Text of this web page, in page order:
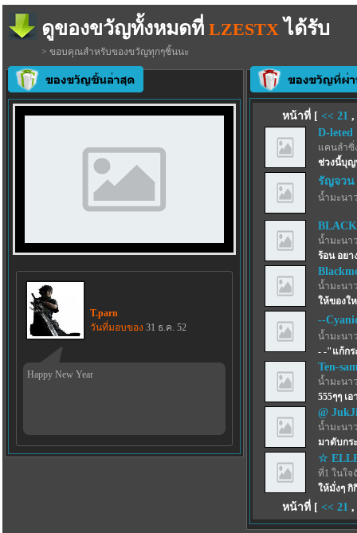
ดูของขวัญทั้งหมดที่ LZESTX ได้รับ
> ขอบคุณสำหรับของขวัญทุกๆชิ้นนะ
T.parn
วันที่มอบของ 31 ธ.ค. 52
Happy New Year
หน้าที่ [ << 21 ,
D-leted
แคนลำซิ่
ช่วงนี้บุญ
รัญจวน
น้ำมะนา
น้ำมะนา
ร้อน อยา
น้ำมะนา
ให้ของใ
--
น้ำมะนา
- -"แก้กร
Ten-
น้ำมะนา
555ๆๆ เ
@
น้ำมะนา
มาดับกร
☆
ที่1 ในใจ
ให้มั่งๆ กิ
หน้าที่ [ << 21 ,